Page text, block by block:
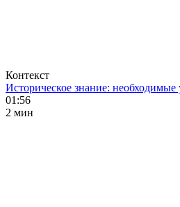
Контекст
Историческое знание: необходимые
01:56
2 мин